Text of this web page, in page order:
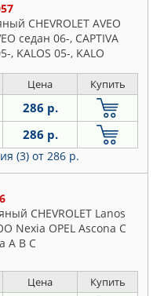
CHEVROLET AVEO
седан 06-, CAPTIVA
, KALOS 05-, KALO
Цена Купить
286 р.
286 р.
(3) от 286 р.
CHEVROLET Lanos
Nexia OPEL Ascona C
A B C
Цена Купить